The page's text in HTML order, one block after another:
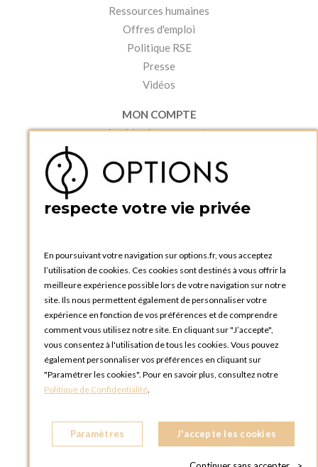
Ressources humaines
Offres d'emploi
Politique RSE
Presse
Vidéos
MON COMPTE
Accéder à mon compte
Créer un compte
PRATIQUE
Catalogues et bons de commande
Tutoriels
OPTIONS LUXEMBOURG
13 rue Paul Rischard
5324 Contern
LUXEMBOURG
BOUTIQUE OPTIONS LUXEMBOURG
respecte votre vie privée
En poursuivant votre navigation sur options.fr, vous acceptez
l’utilisation de cookies. Ces cookies sont destinés à vous offrir la
meilleure expérience possible lors de votre navigation sur notre
site. Ils nous permettent également de personnaliser votre
expérience en fonction de vos préférences et de comprendre
comment vous utilisez notre site. En cliquant sur "J’accepte",
vous consentez à l'utilisation de tous les cookies. Vous pouvez
également personnaliser vos préférences en cliquant sur
"Paramétrer les cookies". Pour en savoir plus, consultez notre
Politique de Confidentialité.
Paramètres J'accepte les cookies